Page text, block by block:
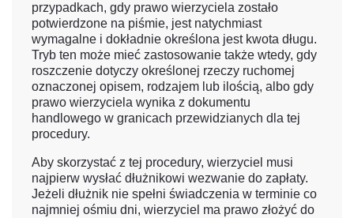
przypadkach, gdy prawo wierzyciela zostało
potwierdzone na piśmie, jest natychmiast
wymagalne i dokładnie określona jest kwota długu.
Tryb ten może mieć zastosowanie także wtedy, gdy
roszczenie dotyczy określonej rzeczy ruchomej
oznaczonej opisem, rodzajem lub ilością, albo gdy
prawo wierzyciela wynika z dokumentu
handlowego w granicach przewidzianych dla tej
procedury.
Aby skorzystać z tej procedury, wierzyciel musi
najpierw wysłać dłużnikowi wezwanie do zapłaty.
Jeżeli dłużnik nie spełni świadczenia w terminie co
najmniej ośmiu dni, wierzyciel ma prawo złożyć do